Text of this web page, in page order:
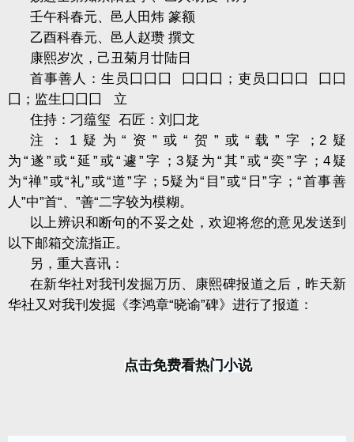
壬午科春元、邑人田炜 篆额
乙酉科春元、邑人赵瓒 撰文
康熙岁次，己丑菊月廿陆日
首事善人：生员囗囗囗
囗囗囗；吏员囗囗囗
囗囗
囗；监生囗囗囗
立
住持：刁蕴玺 石匠：刘囗龙
注： 1疑为“ 资” 或“ 贺 ” 或 “ 载” 字；2 疑
为“ 遂” 或 “ 延 ” 或“ 遽” 字； 3疑为 “ 其” 或 “ 奕 ” 字； 4 疑
为“禅”或“礼”或“道”字； 5疑为“ 目”或“ 日”字； “首事善
人”中”首“、 ”善“二字较为模糊。
以上辨识和断句的不妥之处，欢迎将您的意见发送到
以下邮箱交流指正。
另，重大喜讯：
在新华社对我刊发掘万历、康熙碑报道之后，昨天新
华社又对我刊发掘《李鸿章“晓谕”碑》进行了报道：
点击免费看热门小说